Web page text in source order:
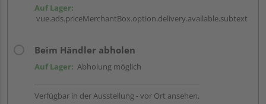
Auf Lager:
vue.ads.priceMerchantBox.option.delivery.available.subtext
Beim Händler abholen
Auf Lager: Abholung möglich
Verfügbar in der Ausstellung - vor Ort ansehen.